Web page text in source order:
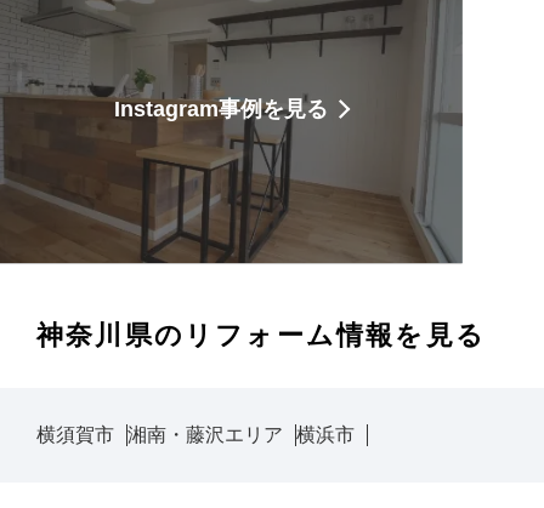
Instagram事例を見る
神奈川県のリフォーム情報を見る
横須賀市 湘南・藤沢エリア 横浜市